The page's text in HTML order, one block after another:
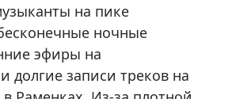
на пике
ночные
эфиры на
долгие записи треков на